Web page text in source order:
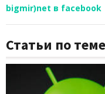
bigmir)net в facebook
Статьи по теме